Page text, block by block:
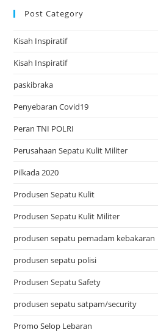
Post Category
Kisah Inspiratif
Kisah Inspiratif
paskibraka
Penyebaran Covid19
Peran TNI POLRI
Perusahaan Sepatu Kulit Militer
Pilkada 2020
Produsen Sepatu Kulit
Produsen Sepatu Kulit Militer
produsen sepatu pemadam kebakaran
produsen sepatu polisi
Produsen Sepatu Safety
produsen sepatu satpam/security
Promo Selop Lebaran